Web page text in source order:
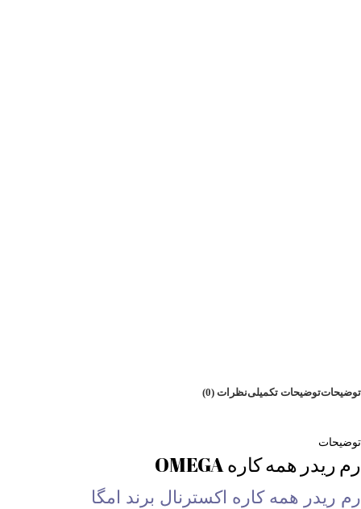
توضیحاتتوضیحات تکمیلینظرات (0)
توضیحات
رم ریدر همه کاره OMEGA
رم ریدر همه کاره اکسترنال برند امگا